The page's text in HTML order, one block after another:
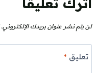
لن يتم نشر عنوان بريدك الإلكتروني.
تعليق*